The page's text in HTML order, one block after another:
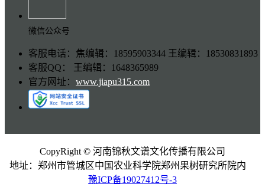
微信公众号
客服电话：焦编辑：18595903344 王编辑：18530831893
客服QQ： 王编辑：1648365989
官方网址： www.jiapu315.com
CopyRight © 河南锦秋文谱文化传播有限公司
地址：郑州市管城区中国农业科学院郑州果树研究所院内
豫ICP备19027412号-3